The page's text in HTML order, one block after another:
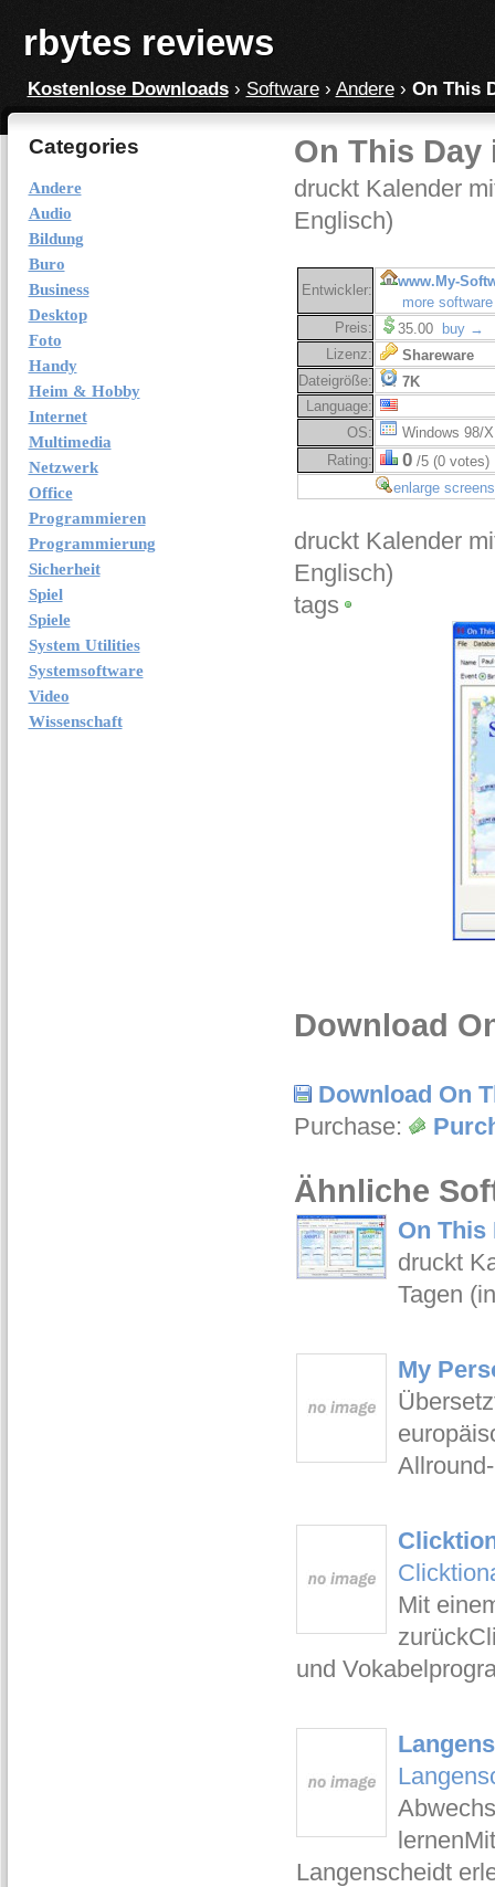
rbytes reviews
Kostenlose Downloads› Software› Andere› On This
Categories
Andere
Audio
Bildung
Buro
Business
Desktop
Foto
Handy
Heim & Hobby
Internet
Multimedia
Netzwerk
Office
Programmieren
Programmierung
Sicherheit
Spiel
Spiele
System Utilities
Systemsoftware
Video
Wissenschaft
On This Day
druckt Kalender
Englisch)
Entwickler:
www.My-
more
Preis:
35.00
buy →
Lizenz:
Shareware
Dateigröße:
7K
Language:
OS:
Windows 98/
Rating:
0/5 (0 votes)
enlarge
druckt Kalender
Englisch)
tags
Download
Download On
Purchase:
Ähnliche
On This
druckt
Tagen
My
Mit
und
Langenscheidt